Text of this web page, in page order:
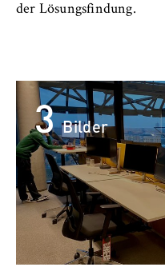
c
o
l
o
f
E
c
o
n
o
m
FB 4 Rechtspflege
FB 5 Polizei und
Berlin Professional
Internationales
der Lösungsfindung.
3Bilder
Cookie Laufzeit:
TYPO3 Frontend
Name:
fe_typo_user
Anbieter:
Betreiber dieser
Zweck:
Dient der
Browsersitzung